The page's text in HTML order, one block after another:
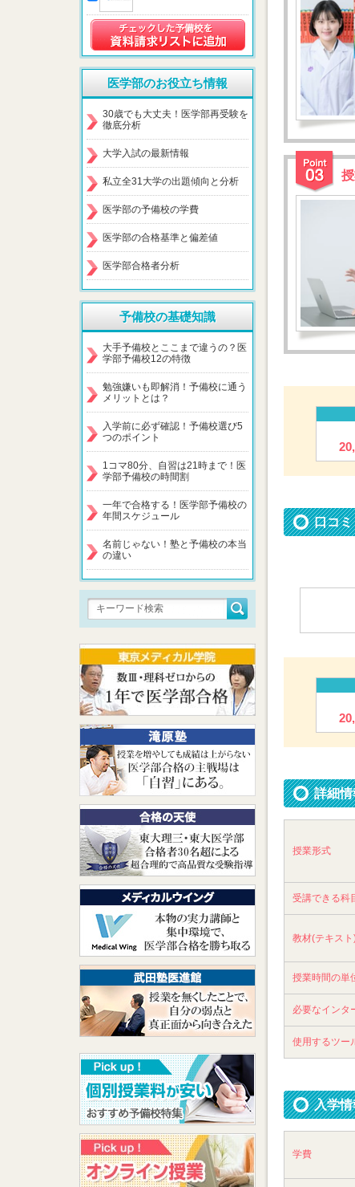
口コミ
詳細情
授業形式
受講できる科
教材(テキスト
授業時間の単
必要なインタ
使用するツー
入学情
学費
医学部のお役立ち情報
30歳でも大丈夫！医学部再受験を
徹底分析
大学入試の最新情報
私立全31大学の出題傾向と分析
医学部の予備校の学費
医学部の合格基準と偏差値
医学部合格者分析
予備校の基礎知識
大手予備校とここまで違うの？医
学部予備校12の特徴
勉強嫌いも即解消！予備校に通う
メリットとは？
入学前に必ず確認！予備校選び5
つのポイント
1コマ80分、自習は21時まで！医
学部予備校の時間割
一年で合格する！医学部予備校の
年間スケジュール
名前じゃない！塾と予備校の本当
の違い